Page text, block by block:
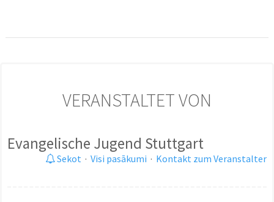
VERANSTALTET VON
Evangelische Jugend Stuttgart
Sekot · Visi pasākumi · Kontakt zum Veranstalter